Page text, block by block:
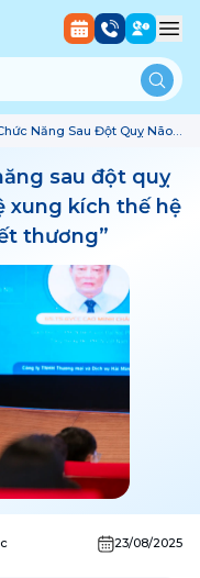
Năng Sau Đột Quỵ Não
sau đột quỵ
xung kích thế hệ
thương”
23/08/2025